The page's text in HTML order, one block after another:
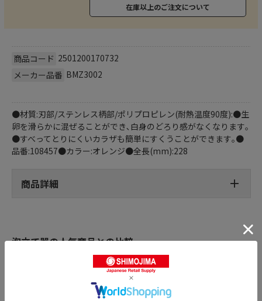
在庫以上のご注文について
商品コード 2501200170732
メーカー品番 BMZ3002
●材質:刃部/ステンレス柄部/ポリプロピレン(耐熱温度90度):●生
卵を滑らかに混ぜることができ､白身のどろり感がなくなります｡
●すべってとりにくいカラザも簡単にすくうことができます｡●
品番:108457●カラー:オレンジ●全長(mm):228
商品詳細
泡立て器の人気商品との比較